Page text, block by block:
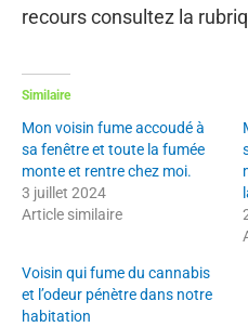
recours consultez la
Similaire
Mon voisin fume accoudé à
sa fenêtre et toute la fumée
monte et rentre chez moi.
3 juillet 2024
Article similaire
Voisin qui fume du cannabis
et l’odeur pénètre dans notre
habitation